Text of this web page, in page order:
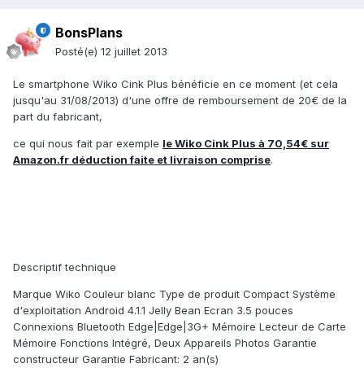
BonsPlans
Posté(e) 12 juillet 2013
Le smartphone Wiko Cink Plus bénéficie en ce moment (et cela
jusqu'au 31/08/2013) d'une offre de remboursement de 20€ de la
part du fabricant,
ce qui nous fait par exemple le Wiko Cink Plus à 70,54€ sur
Amazon.fr déduction faite et livraison comprise.
Descriptif technique
Marque Wiko Couleur blanc Type de produit Compact Système
d'exploitation Android 4.1.1 Jelly Bean Ecran 3.5 pouces
Connexions Bluetooth Edge|Edge|3G+ Mémoire Lecteur de Carte
Mémoire Fonctions Intégré, Deux Appareils Photos Garantie
constructeur Garantie Fabricant: 2 an(s)